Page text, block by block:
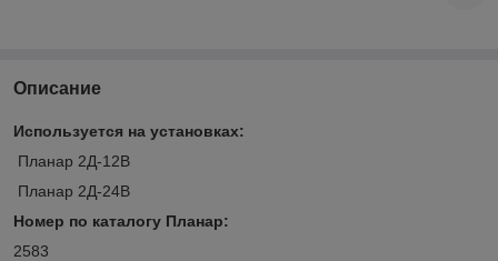
Описание
Используется на установках:
Планар 2Д-12В
Планар 2Д-24В
Номер по каталогу Планар:
2583